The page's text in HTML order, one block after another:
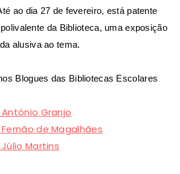
ao dia 27 de fevereiro, está patente
da Biblioteca, uma exposição
alusiva ao tema.
Blogues das Bibliotecas Escolares
António Granjo
Fernão de Magalhães
Júlio Martins